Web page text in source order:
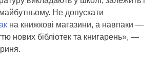
Не допускати
на книжкові магазини, а навпаки —
нових бібліотек та книгарень», —